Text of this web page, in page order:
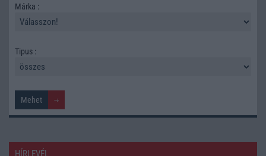
Márka :
Tipus :
HÍRLEVÉL